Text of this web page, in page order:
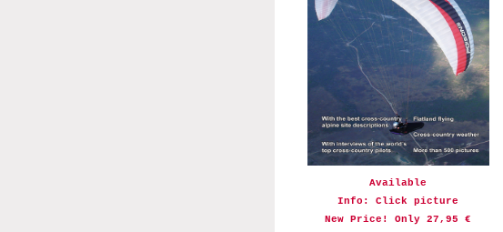
Available
Info: Click picture
New Price! Only 27,95 €